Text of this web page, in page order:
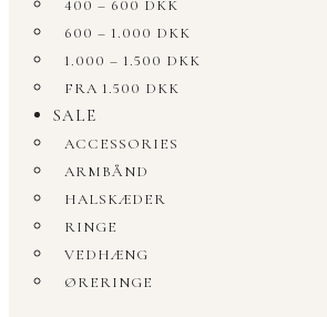
400 – 600 DKK
600 – 1.000 DKK
1.000 – 1.500 DKK
FRA 1.500 DKK
SALE
ACCESSORIES
ARMBÅND
HALSKÆDER
RINGE
VEDHÆNG
ØRERINGE